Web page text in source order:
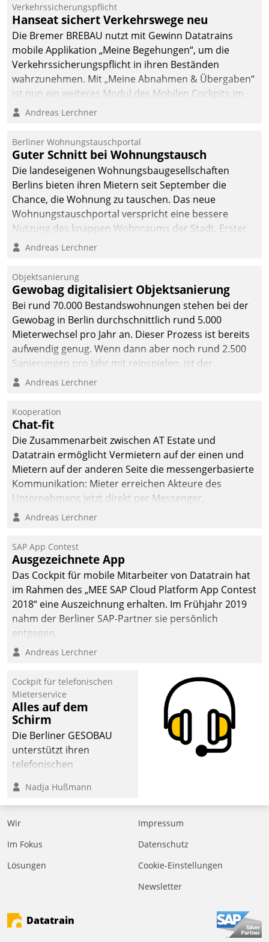
Verkehrssicherungspflicht
Hanseat sichert Verkehrswege neu
Die Bremer BREBAU nutzt mit Gewinn Datatrains
mobile Applikation „Meine Begehungen“, um die
Verkehrssicherungspflicht in ihren Beständen
wahrzunehmen. Mit „Meine Abnahmen & Übergaben“
ist nun ein weiteres Modul des Mobilen Cockpits im
Einsatz.
Andreas Lerchner
Berliner Wohnungstauschportal
Guter Schnitt bei Wohnungstausch
Die landeseigenen Wohnungsbaugesellschaften
Berlins bieten ihren Mietern seit September die
Chance, die Wohnung zu tauschen. Das neue
Wohnungstauschportal verspricht eine bessere
Nutzung des knappen Wohnraums der Stadt. Erster
Anwendungsfall für Datatrains Lösung API-Hub mit
Unternehmen.
Andreas Lerchner
Objektsanierung
Gewobag digitalisiert Objektsanierung
Bei rund 70.000 Bestandswohnungen stehen bei der
Gewobag in Berlin durchschnittlich rund 5.000
Mieterwechsel pro Jahr an. Dieser Prozess ist bereits
aufwendig genug. Wenn dann aber noch rund 2.500
Sanierungen pro Jahr mit reinspielen, ist der
Betreuungs- und Organisationsaufwand immens. Im
kommunale Wohnungsbauunternehmen daher
gemeinsam mit der Berliner Datatrain GmbH den
Teilprozess der Objektsanierung digitalisiert.
Andreas Lerchner
Kooperation
Chat-fit
Die Zusammenarbeit zwischen AT Estate und
Datatrain ermöglicht Vermietern auf der einen und
Mietern auf der anderen Seite die messengerbasierte
Kommunikation: Mieter erreichen Akteure des
Unternehmens jetzt direkt per Messenger,
Mitarbeiter oder Dienstleister empfangen oder
Andreas Lerchner
SAP App Contest
Ausgezeichnete App
Das Cockpit für mobile Mitarbeiter von Datatrain hat
im Rahmen des „MEE SAP Cloud Platform App Contest
2018“ eine Auszeichnung erhalten. Im Frühjahr 2019
nahm der Berliner SAP-Partner sie persönlich
entgegen.
Andreas Lerchner
Cockpit für telefonischen
Mieterservice
Alles auf dem
Schirm
Die Berliner GESOBAU
unterstützt ihren
telefonischen
digitalen Cockpit, das
situationsbezogen
passende Fragen und
Eine intuitive
Dialogführung ermöglicht
effizienter zu bearbeiten.
Nadja Hußmann
Wir
Im Fokus
Lösungen
Impressum
Datenschutz
Cookie-Einstellungen
Newsletter
Datatrain